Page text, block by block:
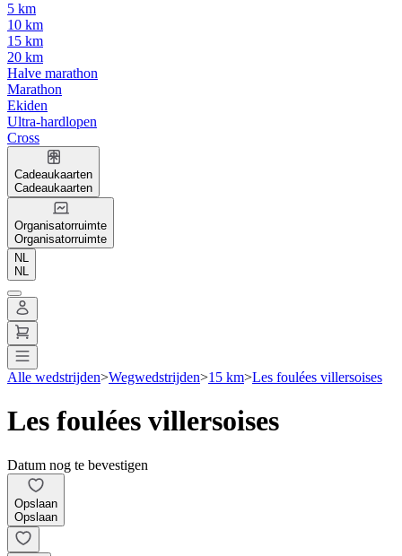
5 km
10 km
15 km
20 km
Halve marathon
Marathon
Ekiden
Ultra-hardlopen
Cross
Cadeaukaarten
Cadeaukaarten
Organisatorruimte
Organisatorruimte
NL
NL
Alle wedstrijden>Wegwedstrijden>15 km>Les foulées villersoises
Les foulées villersoises
Datum nog te bevestigen
Opslaan
Opslaan